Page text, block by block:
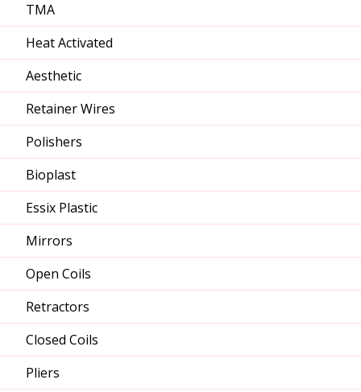
TMA
Heat Activated
Aesthetic
Retainer Wires
Polishers
Bioplast
Essix Plastic
Mirrors
Open Coils
Retractors
Closed Coils
Pliers